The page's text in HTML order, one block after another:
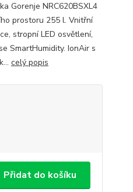
Gorenje NRC620BSXL4
prostoru 255 l. Vnitřní
stropní LED osvětlení,
SmartHumidity. IonAir s
celý popis
Přidat do košíku